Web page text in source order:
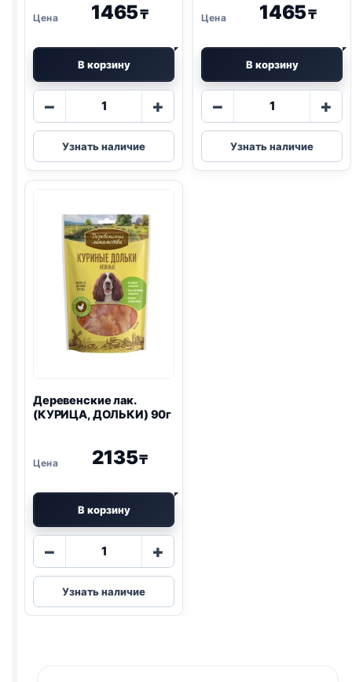
1465₸
В корзину
−
Количество
Деревенские
лак.
(КАЛЬЦИЙ,
КУРИЦА)
55г
+
Узнать наличие
1465₸
В корзину
−
Количество
Деревенские
лак.
(КАЛЬЦИЙ,
+
Узнать наличие
Деревенские лак.
(КУРИЦА, ДОЛЬКИ) 90г
2135₸
В корзину
−
Количество
Деревенские
лак.
(КУРИЦА,
+
Узнать наличие